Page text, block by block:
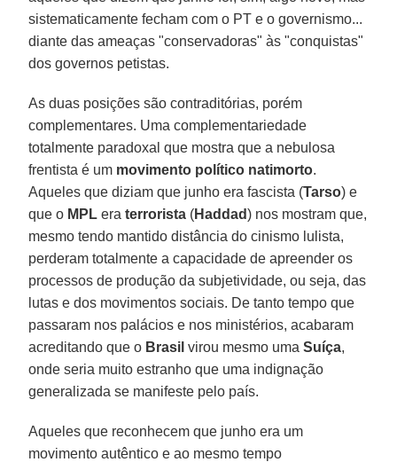
sistematicamente fecham com o PT e o governismo...
diante das ameaças "conservadoras" às "conquistas"
dos governos petistas.
As duas posições são contraditórias, porém
complementares. Uma complementariedade
totalmente paradoxal que mostra que a nebulosa
frentista é um movimento político natimorto.
Aqueles que diziam que junho era fascista (Tarso) e
que o MPLera terrorista (Haddad) nos mostram que,
mesmo tendo mantido distância do cinismo lulista,
perderam totalmente a capacidade de apreender os
processos de produção da subjetividade, ou seja, das
lutas e dos movimentos sociais. De tanto tempo que
passaram nos palácios e nos ministérios, acabaram
acreditando que o Brasil virou mesmo umaSuíça,
onde seria muito estranho que uma indignação
generalizada se manifeste pelo país.
Aqueles que reconhecem que junho era um
movimento autêntico e ao mesmo tempo